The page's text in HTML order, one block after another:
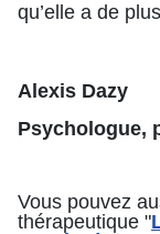
qu’elle a de
Alexis Dazy
Psychologue,
Vous pouvez
thérapeutique "